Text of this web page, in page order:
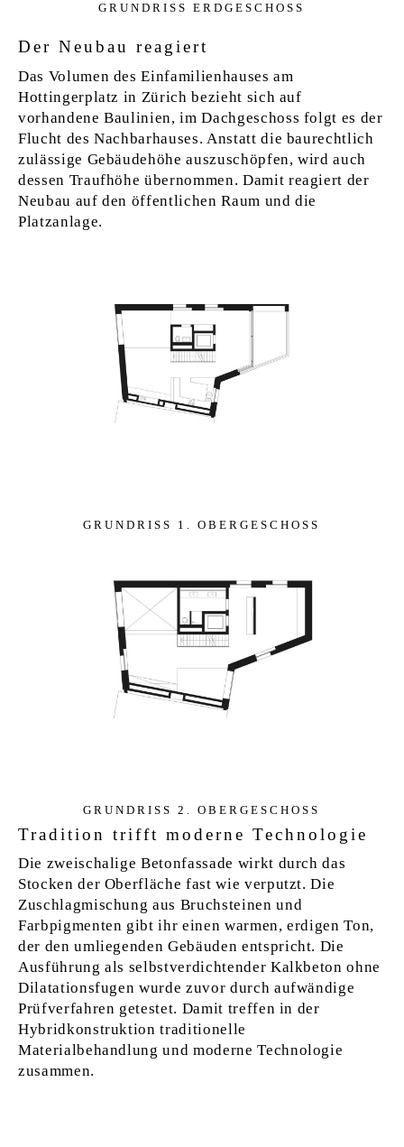
GRUN­D­RISS ERD­GE­SCHOSS
Der Neubau reagiert
Das Volumen des Einfamilienhauses am
Hottingerplatz in Zürich bezieht sich auf
vorhandene Baulinien, im Dachgeschoss folgt es der
Flucht des Nachbarhauses. Anstatt die baurechtlich
zulässige Gebäudehöhe auszuschöpfen, wird auch
dessen Traufhöhe übernommen. Damit reagiert der
Neubau auf den öffentlichen Raum und die
Platzanlage.
GRUN­D­RISS 1. OBER­GE­SCHOSS
GRUN­D­RISS 2. OBER­GE­SCHOSS
Tradition trifft moderne Technologie
Die zweischalige Betonfassade wirkt durch das
Stocken der Oberfläche fast wie verputzt. Die
Zuschlagmischung aus Bruchsteinen und
Farbpigmenten gibt ihr einen warmen, erdigen Ton,
der den umliegenden Gebäuden entspricht. Die
Ausführung als selbstverdichtender Kalkbeton ohne
Dilatationsfugen wurde zuvor durch aufwändige
Prüfverfahren getestet. Damit treffen in der
Hybridkonstruktion traditionelle
Materialbehandlung und moderne Technologie
zusammen.